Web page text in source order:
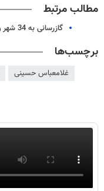
مطالب مرتبط
گازرسانی به 34 شهر و روستای استان بوشهر انجام شد
برچسب‌ها
غلامعباس حسینی